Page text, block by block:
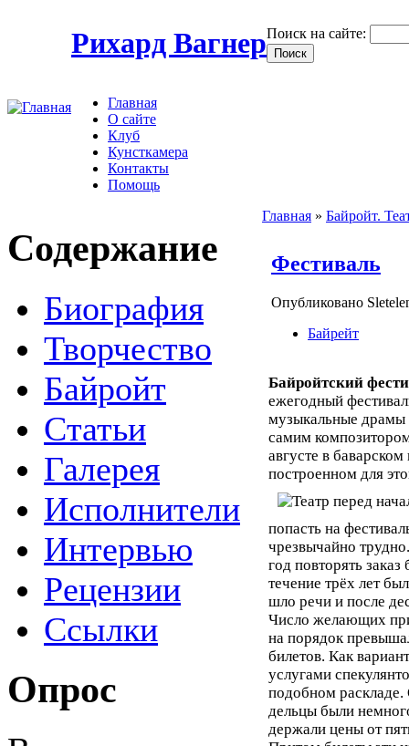
Рихард ВагнерПоиск на сайте:
Главная
О сайте
Клуб
Кунсткамера
Контакты
Помощь
Содержание
Биография
Творчество
Байройт
Статьи
Галерея
Исполнители
Интервью
Рецензии
Ссылки
Опрос
Главная » Байройт.
Фестиваль
Опубликовано
Байрейт
Байройтский
ежегодный
музыкальные драмы
самим
августе в
построенном для
попасть на
чрезвычайно
год повторять заказ
течение трёх лет
шло речи и после
Число желающих
на порядок
билетов. Как
услугами
подобном раскладе.
дельцы были
держали цены от